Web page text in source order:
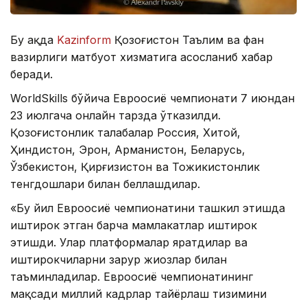
Бу ҳақда Kazinform Қозоғистон Таълим ва фан
вазирлиги матбуот хизматига асосланиб хабар
беради.
WorldSkills бўйича Евроосиё чемпионати 7 июндан
23 июлгача онлайн тарзда ўтказилди.
Қозоғистонлик талабалар Россия, Хитой,
Ҳиндистон, Эрон, Арманистон, Беларусь,
Ўзбекистон, Қирғизистон ва Тожикистонлик
тенгдошлари билан беллашдилар.
«Бу йил Евроосиё чемпионатини ташкил этишда
иштирок этган барча мамлакатлар иштирок
этишди. Улар платформалар яратдилар ва
иштирокчиларни зарур жиҳозлар билан
таъминладилар. Евроосиё чемпионатининг
мақсади миллий кадрлар тайёрлаш тизимини